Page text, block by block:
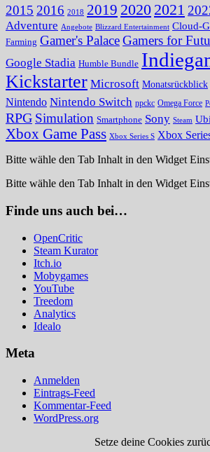
2015 2016 2018 2019 2020 2021
Adventure Angebote Blizzard Entertainment Cloud-
Farming Gamer's PalaceGamers for
Google Stadia Humble Bundle
Kickstarter Microsoft Monatsrückblick
Nintendo Nintendo Switch npckc Omega Force
RPG Simulation Smartphone Sony Steam
Xbox Game Pass Xbox Series S Xbox
Bitte wähle den Tab Inhalt in den Widget
Bitte wähle den Tab Inhalt in den Widget
Finde uns auch bei…
OpenCritic
Steam Kurator
Itch.io
Mobygames
YouTube
Treedom
Analytics
Idealo
Meta
Anmelden
Eintrags-Feed
Kommentar-Feed
WordPress.org
Setze deine Cookies